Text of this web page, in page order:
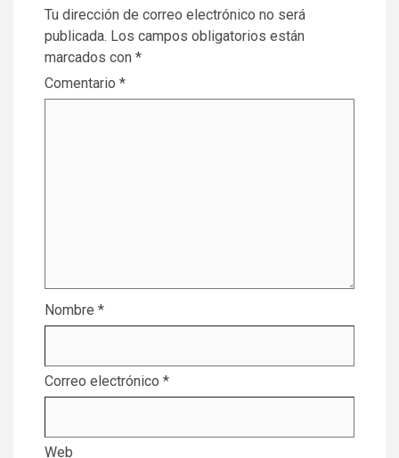
Tu dirección de correo electrónico no será
publicada. Los campos obligatorios están
marcados con *
Comentario *
Nombre *
Correo electrónico *
Web